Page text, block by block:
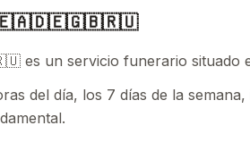
🇪🇦🇩🇪🇬🇧🇷🇺
un servicio funerario situado
del día, los 7 días de la